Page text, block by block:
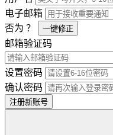
电子邮箱
否为 ？ 一键修正
邮箱验证码
设置密码
确认密码
注册新账号